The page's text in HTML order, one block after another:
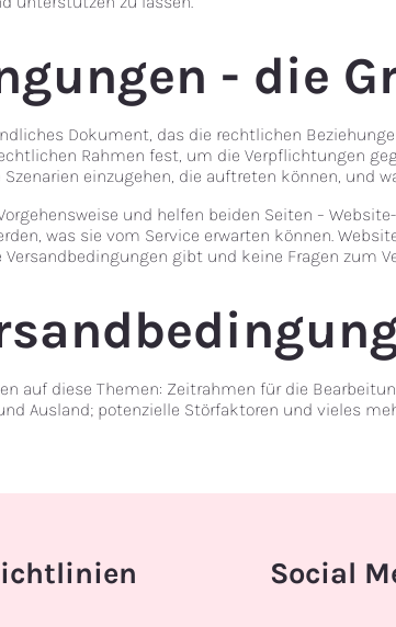
- die
Dokument, das die rechtlichen
Rahmen fest, um die Verpflichtungen
einzugehen, die auftreten können, und
und helfen beiden Seiten –
was sie vom Service erwarten können.
gibt und keine Fragen zum
auf diese Themen: Zeitrahmen für die
Ausland; potenzielle Störfaktoren und vieles
Social